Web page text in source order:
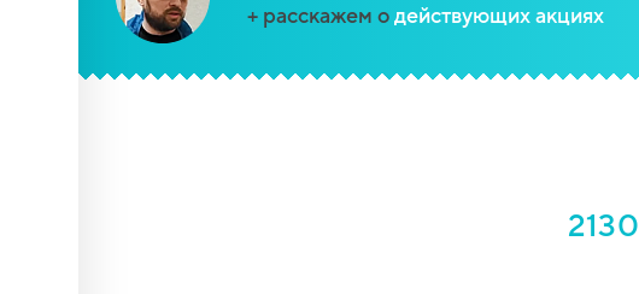
+ расскажем одействующих акциях
2130